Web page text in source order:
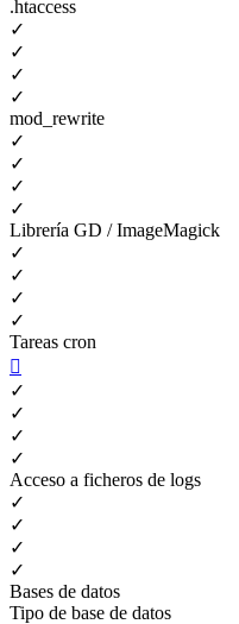
.htaccess
✓
✓
✓
✓
mod_rewrite
✓
✓
✓
✓
Librería GD / ImageMagick
✓
✓
✓
✓
Tareas cron

✓
✓
✓
✓
Acceso a ficheros de logs
✓
✓
✓
✓
Bases de datos
Tipo de base de datos